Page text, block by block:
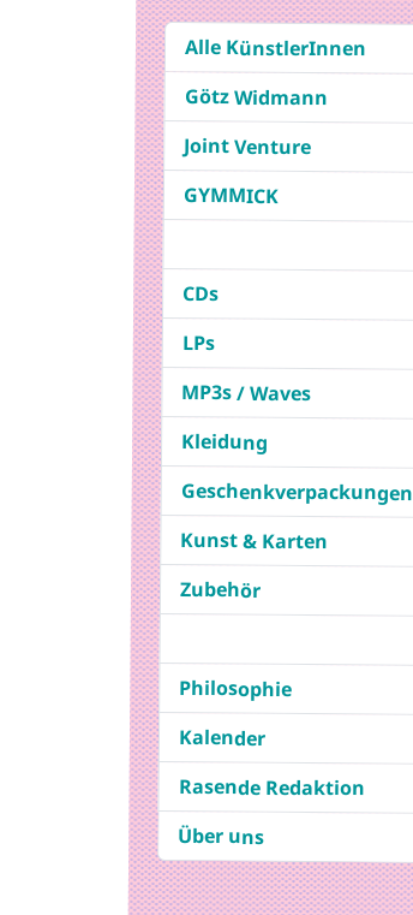
Alle KünstlerInnen
Götz Widmann
Joint Venture
GYMMICK
CDs
LPs
MP3s / Waves
Kleidung
Geschenkverpackungen
Kunst & Karten
Zubehör
Philosophie
Kalender
Rasende Redaktion
Über uns